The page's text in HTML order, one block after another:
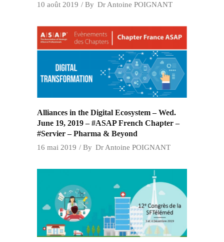
10 août 2019 By Dr Antoine POIGNANT
Alliances in the Digital Ecosystem – Wed.
June 19, 2019 – #ASAP French Chapter –
#Servier – Pharma & Beyond
16 mai 2019 By Dr Antoine POIGNANT